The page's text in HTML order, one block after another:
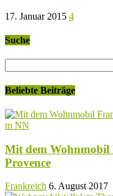
17. Januar 2015 4
Suche
Beliebte Beiträge
Mit dem Wohnmobil
Provence
Frankreich 6. August 2017